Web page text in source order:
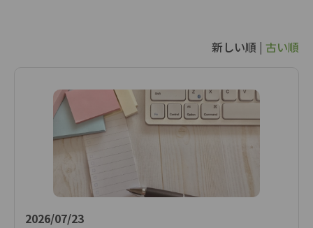
新しい順 | 古い順
2026/07/23